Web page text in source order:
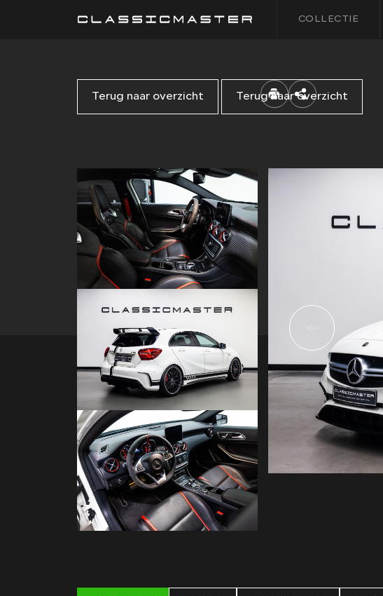
COLLECTIE
Terug naar overzicht Terug naar overzicht